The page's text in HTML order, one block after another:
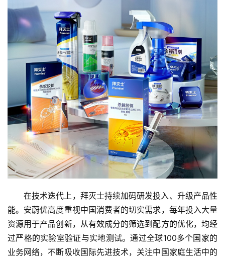
在技术迭代上，拜灭士持续加码研发投入、升级产品性
能。安蔚优高度重视中国消费者的切实需求，每年投入大量
资源用于产品创新，从有效成分的筛选到配方的优化，均经
过严格的实验室验证与实地测试。通过全球100多个国家的
业务网络，不断吸收国际先进技术，关注中国家庭生活中的